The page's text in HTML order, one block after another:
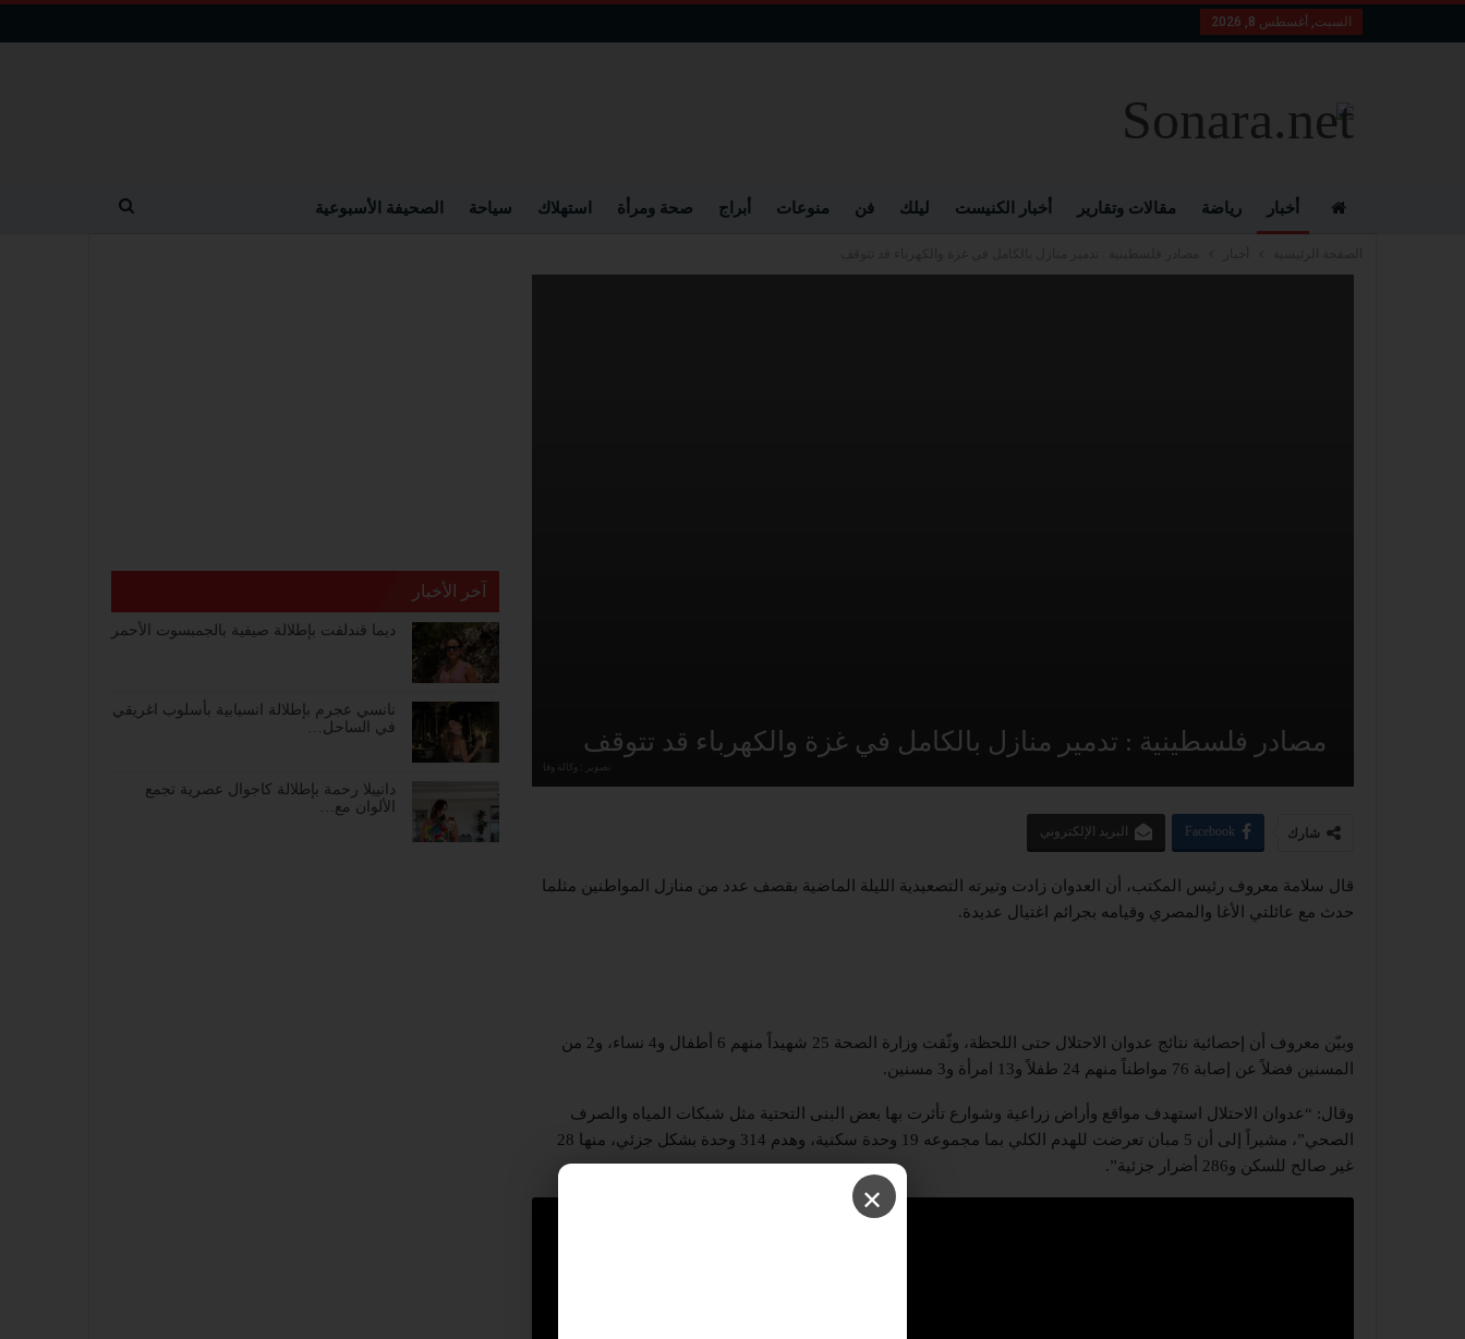
السبت, أغسطس 8, 2026
أخبار رياضة مقالات وتقارير أخبار الكنيست ليلك فن منوعات أبراج صحة ومرأة استهلاك سياحة الصحيفة الأسبوعية
مصادر فلسطينية : تدمير منازل بالكامل في غزة والكهرباء قد تتوقف
تصوير : وكالة وفا
شارك Facebook البريد الإلكتروني
قال سلامة معروف رئيس المكتب، أن العدوان زادت وتيرته التصعيدية الليلة الماضية بقصف عدد من منازل المواطنين مثلما
حدث مع عائلتي الأغا والمصري وقيامه بجرائم اغتيال عديدة.
وبيّن معروف أن إحصائية نتائج عدوان الاحتلال حتى اللحظة، وثّقت وزارة الصحة 25 شهيداً منهم 6 أطفال و4 نساء، و2 من
المسنين فضلاً عن إصابة 76 مواطناً منهم 24 طفلاً و13 امرأة و3 مسنين.
وقال: “عدوان الاحتلال استهدف مواقع وأراض زراعية وشوارع تأثرت بها بعض البنى التحتية مثل شبكات المياه والصرف
الصحي”، مشيراً إلى أن 5 مبان تعرضت للهدم الكلي بما مجموعه 19 وحدة سكنية، وهدم 314 وحدة بشكل جزئي، منها 28
غير صالح للسكن و286 أضرار جزئية”.
آخر الأخبار
ديما قندلفت بإطلالة صيفية بالجمبسوت الأحمر
نانسي عجرم بإطلالة انسيابية بأسلوب اغريقي
في الساحل…
دانييلا رحمة بإطلالة كاجوال عصرية تجمع
الألوان مع…
✕